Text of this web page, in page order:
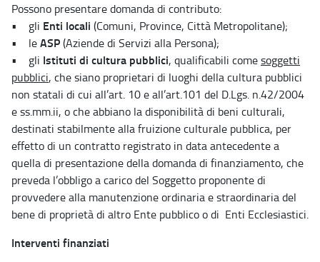
Possono presentare domanda di contributo:
• gli Enti locali (Comuni, Province, Città Metropolitane);
• leASP(Aziende di Servizi alla Persona);
• gli Istituti di cultura pubblici, qualificabili comesoggetti
pubblici, che siano proprietari di luoghi della cultura pubblici
non statali di cui all’art. 10 e all’art.101 del D.Lgs. n.42/2004
e ss.mm.ii, o che abbiano la disponibilità di beni culturali,
destinati stabilmente alla fruizione culturale pubblica, per
effetto di un contratto registrato in data antecedente a
quella di presentazione della domanda di finanziamento, che
preveda l’obbligo a carico del Soggetto proponente di
provvedere alla manutenzione ordinaria e straordinaria del
bene di proprietà di altro Ente pubblico o di Enti Ecclesiastici.
Interventi finanziati